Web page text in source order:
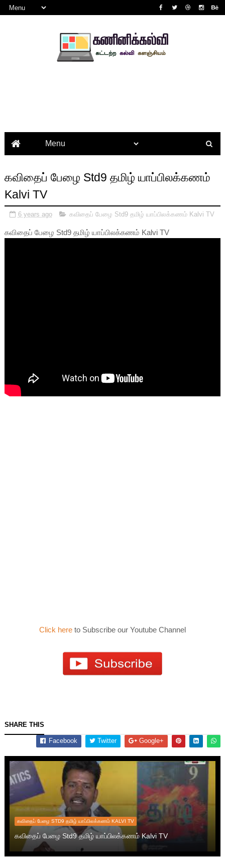
கவிதைப் பேழை Std9 தமிழ் யாப்பிலக்கணம்
Kalvi TV
6 years ago கவிதைப் பேழை Std9 தமிழ் யாப்பிலக்கணம் Kalvi TV
கவிதைப் பேழை Std9 தமிழ் யாப்பிலக்கணம் Kalvi TV
Click here to Subscribe our Youtube Channel
SHARE THIS
Facebook Twitter Google+
கவிதைப் பேழை STD9 தமிழ் யாப்பிலக்கணம் KALVI TV
கவிதைப் பேழை Std9 தமிழ் யாப்பிலக்கணம் Kalvi TV